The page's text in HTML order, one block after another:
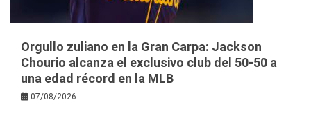
Orgullo zuliano en la Gran Carpa: Jackson
Chourio alcanza el exclusivo club del 50-50 a
una edad récord en la MLB
07/08/2026